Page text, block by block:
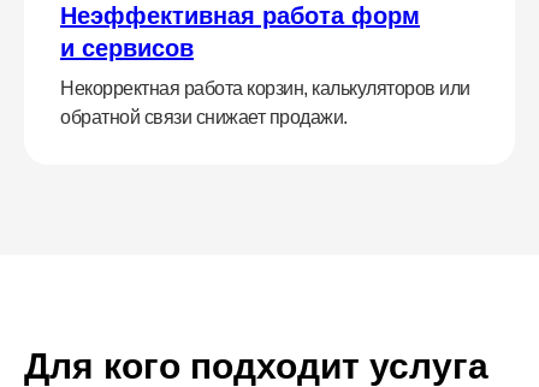
Неэффективная работа форм
и сервисов
Некорректная работа корзин, калькуляторов или
обратной связи снижает продажи.
Для кого подходит услуга